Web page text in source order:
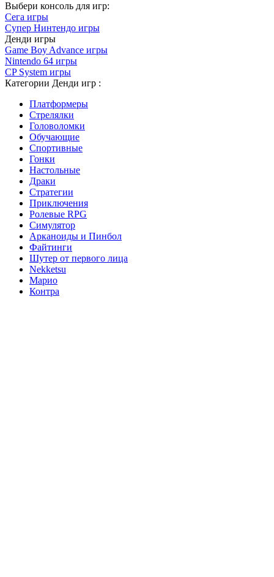
Выбери консоль для игр:
Сега игры
Супер Нинтендо игры
Денди игры
Game Boy Advance игры
Nintendo 64 игры
CP System игры
Категории Денди игр :
Платформеры
Стрелялки
Головоломки
Обучающие
Спортивные
Гонки
Настольные
Драки
Стратегии
Приключения
Ролевые RPG
Симулятор
Арканоиды и Пинбол
Файтинги
Шутер от первого лица
Nekketsu
Марио
Контра